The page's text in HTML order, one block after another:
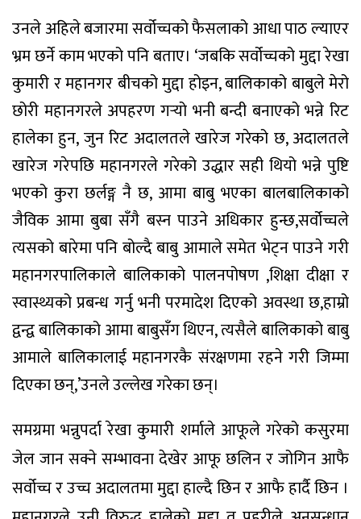
उनले अहिले बजारमा सर्वोच्चको फैसलाको आधा पाठ ल्याएर
भ्रम छर्ने काम भएको पनि बताए। ‘जबकि सर्वोच्चको मुद्दा रेखा
कुमारी र महानगर बीचको मुद्दा होइन, बालिकाको बाबुले मेरो
छोरी महानगरले अपहरण गर्‍यो भनी बन्दी बनाएको भन्ने रिट
हालेका हुन, जुन रिट अदालतले खारेज गरेको छ, अदालतले
खारेज गरेपछि महानगरले गरेको उद्धार सही थियो भन्ने पुष्टि
भएको कुरा छर्लङ्ग नै छ, आमा बाबु भएका बालबालिकाको
जैविक आमा बुबा सँगै बस्न पाउने अधिकार हुन्छ,सर्वोच्चले
त्यसको बारेमा पनि बोल्दै बाबु आमाले समेत भेट्न पाउने गरी
महानगरपालिकाले बालिकाको पालनपोषण ,शिक्षा दीक्षा र
स्वास्थ्यको प्रबन्ध गर्नु भनी परमादेश दिएको अवस्था छ,हाम्रो
द्वन्द्व बालिकाको आमा बाबुसँग थिएन, त्यसैले बालिकाको बाबु
आमाले बालिकालाई महानगरकै संरक्षणमा रहने गरी जिम्मा
दिएका छन्,’उनले उल्लेख गरेका छन्।
समग्रमा भन्नुपर्दा रेखा कुमारी शर्माले आफूले गरेको कसुरमा
जेल जान सक्ने सम्भावना देखेर आफू छलिन र जोगिन आफै
सर्वोच्च र उच्च अदालतमा मुद्दा हाल्दै छिन र आफै हार्दै छिन ।